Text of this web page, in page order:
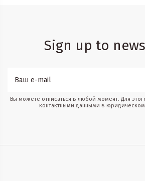
Sign up to
Вы можете отписаться в любой момент. Для
контактными данными в